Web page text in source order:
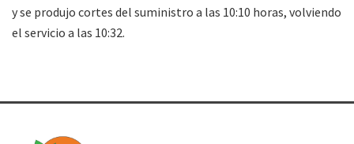
y se produjo cortes del suministro a las 10:10 horas, volviendo
el servicio a las 10:32.